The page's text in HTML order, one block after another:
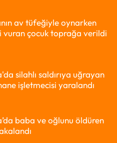
av tüfeğiyle oynarken
vuran çocuk toprağa verildi
silahlı saldırıya uğrayan
işletmecisi yaralandı
baba ve oğlunu öldüren